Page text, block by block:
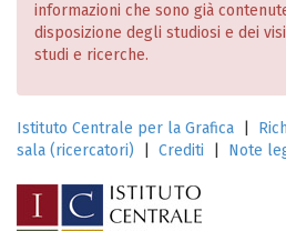
informazioni che sono già
disposizione degli studiosi e dei
studi e ricerche.
Istituto Centrale per la Grafica
sala (ricercatori)
Crediti Note